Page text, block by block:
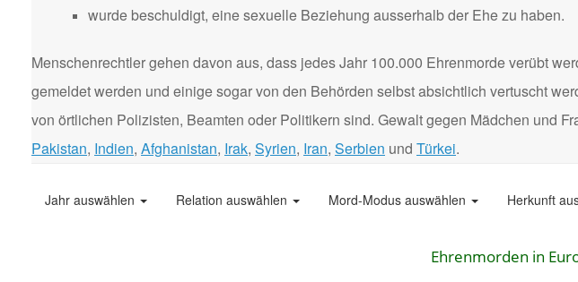
wurde beschuldigt, eine sexuelle Beziehung ausserhalb der Ehe zu haben.
Menschenrechtler gehen davon aus, dass jedes Jahr 100.000 Ehrenmorde verübt
gemeldet werden und einige sogar von den Behörden selbst absichtlich vertuscht
von örtlichen Polizisten, Beamten oder Politikern sind. Gewalt gegen Mädchen und
Pakistan, Indien, Afghanistan, Irak, Syrien, Iran, Serbien und Türkei.